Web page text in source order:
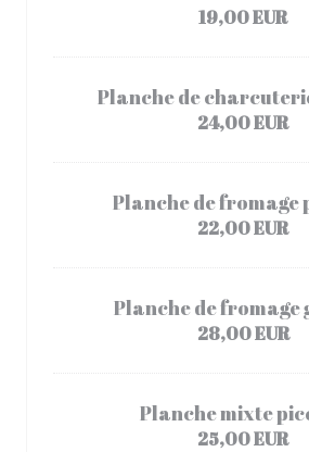
19,00 EUR
Planche de
24,00 EUR
Planche de fromage
22,00 EUR
Planche de fromage
28,00 EUR
Planche mixte
25,00 EUR